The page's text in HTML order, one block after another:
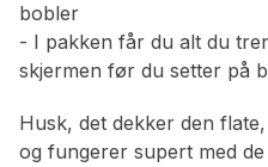
bobler
- I pakken får du alt du
skjermen før du setter på
Husk, det dekker den
og fungerer supert med